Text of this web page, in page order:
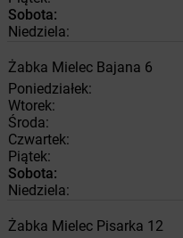
Sobota:
Niedziela:
Żabka Mielec Bajana 6
Poniedziałek:
Wtorek:
Środa:
Czwartek:
Piątek:
Sobota:
Niedziela:
Żabka Mielec Pisarka 12